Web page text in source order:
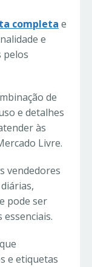
completa e
e
pelos
de
e detalhes
às
Livre.
vendedores
pode ser
e etiquetas